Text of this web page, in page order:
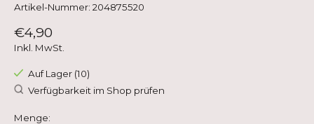
Artikel-Nummer: 204875520
€4,90
Inkl. MwSt.
Auf Lager (10)
Verfügbarkeit im Shop prüfen
Menge: